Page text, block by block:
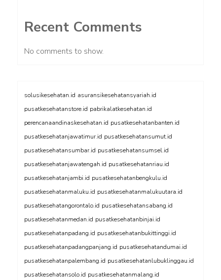
Recent Comments
No comments to show.
solusikesehatan.id asuransikesehatansyariah.id
pusatkesehatanstore.id pabrikalatkesehatan.id
perencanaandinaskesehatan.id pusatkesehatanbanten.id
pusatkesehatanjawatimur.id pusatkesehatansumut.id
pusatkesehatansumbar.id pusatkesehatansumsel.id
pusatkesehatanjawatengah.id pusatkesehatanriau.id
pusatkesehatanjambi.id pusatkesehatanbengkulu.id
pusatkesehatanmaluku.id pusatkesehatanmalukuutara.id
pusatkesehatangorontalo.id pusatkesehatansabang.id
pusatkesehatanmedan.id pusatkesehatanbinjai.id
pusatkesehatanpadang.id pusatkesehatanbukittinggi.id
pusatkesehatanpadangpanjang.id pusatkesehatandumai.id
pusatkesehatanpalembang.id pusatkesehatanlubuklinggau.id
pusatkesehatansolo.id pusatkesehatanmalang.id